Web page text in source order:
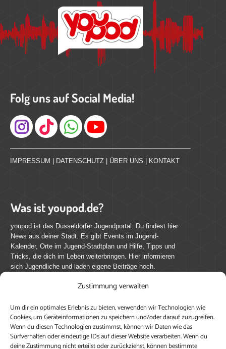
Zustimmung verwalten
Um dir ein optimales Erlebnis zu bieten, verwenden wir Technologien wie
Cookies, um Geräteinformationen zu speichern und/oder darauf zuzugreifen.
Wenn du diesen Technologien zustimmst, können wir Daten wie das
Surfverhalten oder eindeutige IDs auf dieser Website verarbeiten. Wenn du
deine Zustimmung nicht erteilst oder zurückziehst, können bestimmte
Folg uns auf Social Media!
Instagram
IMPRESSUM DATENSCHUTZ ÜBER UNS KONTAKT
Was ist youpod.de?
youpod ist das Düsseldorfer Jugendportal. Du findest hier
News aus deiner Stadt. Es gibt Events im Jugend-
Kalender, Orte im Jugend-Stadtplan und Hilfe, Tipps und
Tricks, die dich im Leben weiterbringen. Hier informieren
sich Jugendliche und laden eigene Beiträge hoch.
Mach mit bei youpod.de!
youpod.de lebt von Menschen wie dir. Sammel
journalistische Erfahrung, teile deine Perspektive und
veröffentliche deine Beiträge auf youpod.de.Du musst
dich anmelden, um alle Funktionen nutzen zu können, ein